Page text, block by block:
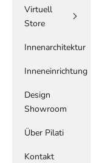
Virtuell
Store
Innenarchitektur
Inneneinrichtung
Design
Showroom
Über Pilati
Kontakt